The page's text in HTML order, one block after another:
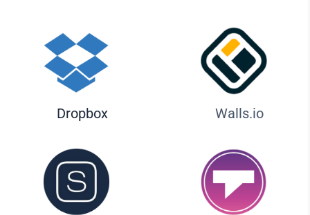
Dropbox Walls.io